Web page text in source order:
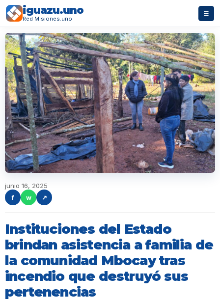
iguazu.uno
Red Misiones.uno
☰
junio 16, 2025
f
w ↗
Instituciones del Estado
brindan asistencia a familia de
la comunidad Mbocay tras
incendio que destruyó sus
pertenencias